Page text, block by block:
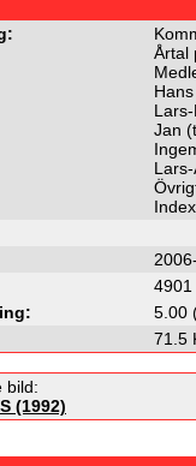
Årtal
Jan
4901
5.00
71.5
bild:
(1992)